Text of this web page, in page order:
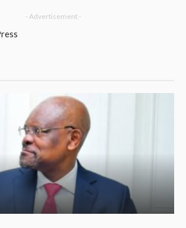
- Advertisement -